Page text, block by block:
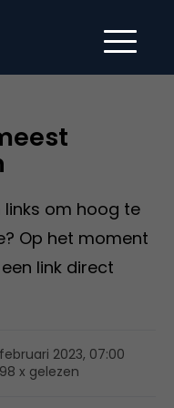
links om hoog te
Op het moment
link direct
2023, 07:00
x gelezen